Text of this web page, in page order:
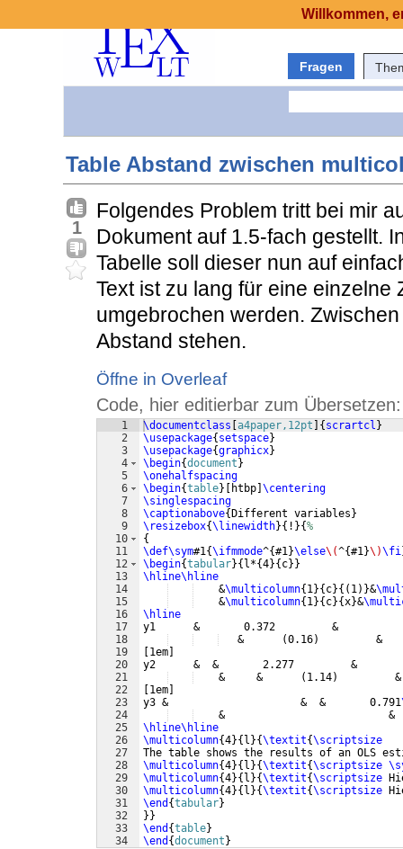
Fragen
Table Abstand zwischen
1
Folgendes Problem tritt bei mir
Dokument auf 1.5-fach gestellt.
Tabelle soll dieser nun auf
Text ist zu lang für eine einzelne
umgebrochen werden.
Abstand stehen.
Öffne in Overleaf
Code, hier editierbar zum Übersetzen:
1
2
3
4
5
6
7
8
9
10
11
12
13
14
15
16
17
18
19
20
21
22
23
24
25
26
27
28
29
30
31
32
33
34
\documentclass a4paper,12pt { scrartcl }
\usepackage{ setspace}
\usepackage{graphicx}
\begin{document }
\onehalfspacing
\begin{table} htbp \centering
\singlespacing
\captionabove{ Different variables }
\resizebox{\linewidth}{ ! }{%
{
\def\sym#1{\ifmmode^{#1}\else\(^{#1}\)\fi
\begin{tabular}{ l*{4}{ c}}
\hline\hline
    &
\multicolumn{ 1}{ c}{( 1)}&
    &
\multicolumn{ 1}{ c}{x}&
\hline
y1      &       0.372
   &
(0.16)
1em
y2      &  &
    &     &
( 1.14)
1em
y3 &                     &  &       0.791
&
\hline\hline
\multicolumn{4}{ l }{\textit{\scriptsize
The table shows the results of an OLS
\multicolumn{4}{ l }{\textit{\scriptsize
\multicolumn{4}{ l }{\textit{\scriptsize
\multicolumn{4}{ l }{\textit{\scriptsize
\end {tabular}
}}
\end {table}
\end {document }
Willkommen,